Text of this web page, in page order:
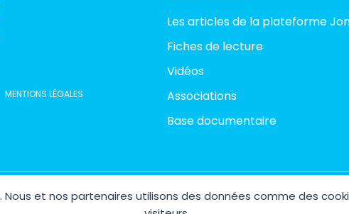
et nos partenaires utilisons des données comme des
MENTIONS LÉGALES
Les articles de la plateforme
Fiches de lecture
Vidéos
Associations
Base documentaire
Copyright © 2026 Plateforme Jonas – Espace